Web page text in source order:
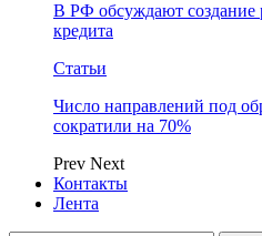
В РФ обсуждают создание
кредита
Статьи
Число направлений под
сократили на 70%
Prev Next
Контакты
Лента